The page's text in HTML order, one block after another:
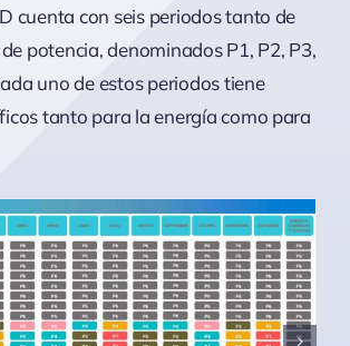
cuenta con seis periodos tanto de
potencia, denominados P1, P2, P3,
uno de estos periodos tiene
tanto para la energía como para